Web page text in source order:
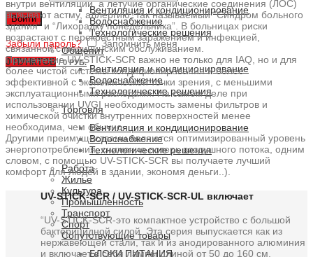
Войти
Забыли пароль? Запомнить меня
0ПУНКТОВ / 0 РУБ.
Вентиляция и кондиционирование
Водоснабжение
Технологические решения
Общепит
Вентиляция и кондиционирование
Водоснабжение
Технологические решения
Торговля
Вентиляция и кондиционирование
Водоснабжение
Технологические решения
Работа
Жилье
Культура
Промышленность
Транспорт
Спорт
Сопутствующие товары
БЛОКИ ПИТАНИЯ
внутри вентиляции, а летучие органические соединения (ЛОС)
вызывают астму, аллергию, так называемый “Синдром больного
здания” и “Лихорадку понедельника”. В больницах риски
возрастают с перекрестным заражением и инфекцией,
связанной с медицинским обслуживанием.
Применение UV-STICK-SCR важно не только для IAQ, но и для
более чистой системы кондиционирования и более
эффективной с экономической точки зрения, с меньшими
эксплуатационными расходами. На самом деле при
использовании UVGI необходимость замены фильтров и
химической очистки внутренних поверхностей менее
необходима, чем обычно.
Другими преимуществами являются оптимизированный уровень
энергопотребления, снижение потерь воздушного потока, одним
словом, с помощью UV-STICK-SCR вы получаете лучший
комфорт для людей в здании, экономя деньги..).
UV-STICK-SCR / UV-STICK-SCR-UL включает
“UV-STICK-SCR-это компактное устройство с большой
бактерицидной силой. Эта серия выпускается как из
нержавеющей стали, так и из анодированного алюминия
и включает в себя лампы длиной от 50 до 160 см.